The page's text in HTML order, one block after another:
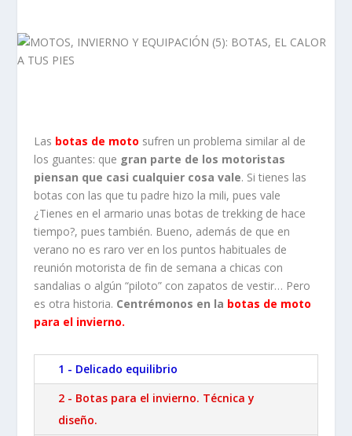
Las botas de moto sufren un problema similar al de
los guantes: que gran parte de los motoristas
piensan que casi cualquier cosa vale. Si tienes las
botas con las que tu padre hizo la mili, pues vale
¿Tienes en el armario unas botas de trekking de hace
tiempo?, pues también. Bueno, además de que en
verano no es raro ver en los puntos habituales de
reunión motorista de fin de semana a chicas con
sandalias o algún “piloto” con zapatos de vestir… Pero
es otra historia. Centrémonos en la botas de moto
para el invierno.
1 - Delicado equilibrio
2 - Botas para el invierno. Técnica y
diseño.